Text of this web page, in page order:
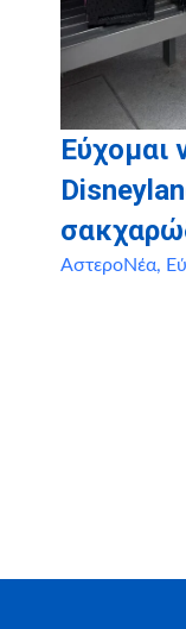
Εύχομαι
ΑστεροΝέα,